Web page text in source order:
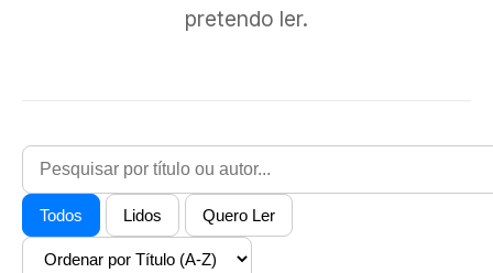
pretendo ler.
Todos Lidos Quero Ler